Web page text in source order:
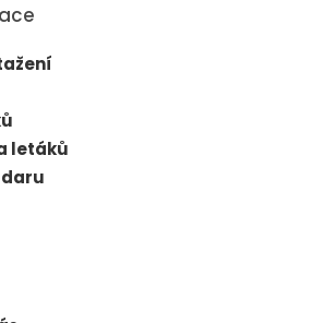
letáků